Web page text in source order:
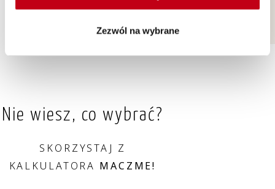
Zezwól na wybrane
Nie wiesz, co wybrać?
SKORZYSTAJ Z
KALKULATORA MACZME!